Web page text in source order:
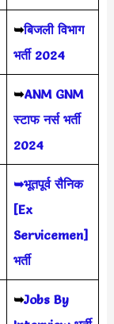
➥बिजली विभाग
भर्ती 2024
➥ANM GNM
स्टाफ नर्स भर्ती
2024
➥भूतपूर्व सैनिक
[Ex
Servicemen]
भर्ती
➥Jobs By